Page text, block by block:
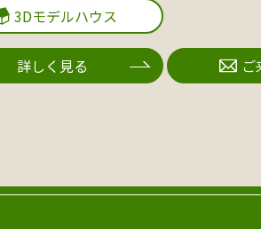
3Dモデルハウス
詳しく見る ご